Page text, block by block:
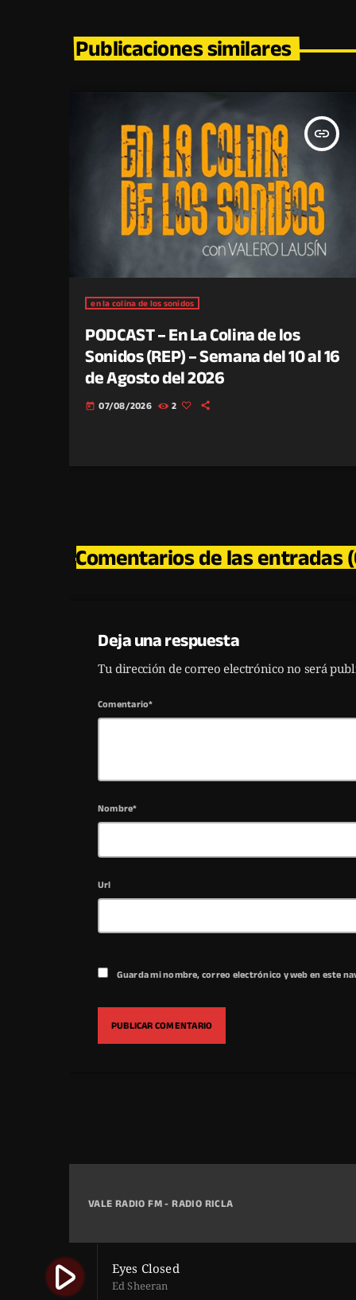
play_arrow Eyes Closed
Ed Sheeran
Publicaciones similares
insert_link
en la colina de los sonidos
PODCAST – En La Colina de los
Sonidos (REP) – Semana del 10 al 16
de Agosto del 2026
today 07/08/2026 2
Comentarios de las entradas
Deja una respuesta
Tu dirección de correo electrónico no será
Comentario*
Nombre*
Url
Guarda mi nombre, correo electrónico y web en este
VALE RADIO FM - RADIO RICLA